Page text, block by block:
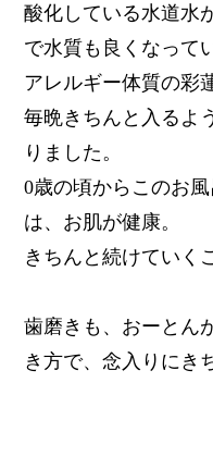
酸化している水道水
で水質も良くなって
アレルギー体質の彩
毎晩きちんと入るよ
りました。
0歳の頃からこのお
は、お肌が健康。
きちんと続けていく
歯磨きも、おーとん
き方で、念入りにき